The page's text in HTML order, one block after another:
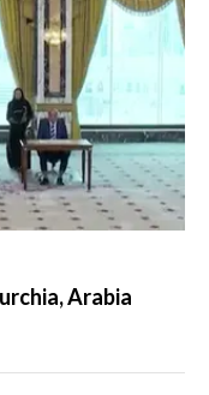
Arabia